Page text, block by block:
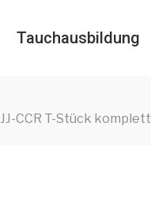
Tauchausbildung
JJ-CCR T-Stück komplett